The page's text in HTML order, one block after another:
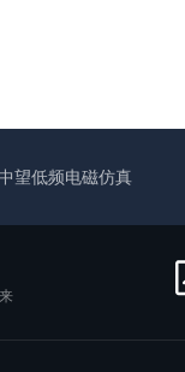
望低频电磁仿真